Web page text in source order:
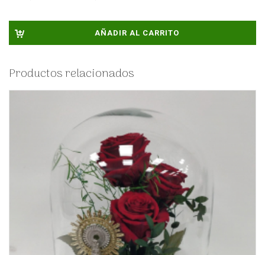
AÑADIR AL CARRITO
Productos relacionados